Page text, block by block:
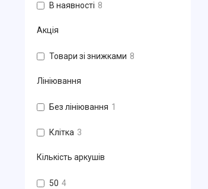
В наявності 8
Акція
Товари зі знижками 8
Лініювання
Без лініювання 1
Клітка 3
Кількість аркушів
50 4